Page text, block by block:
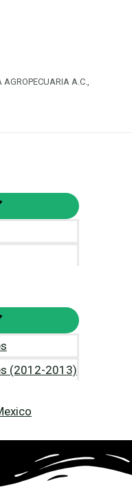
AGROPECUARIA A.C.,
(2012-2013)